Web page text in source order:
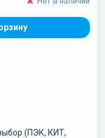
(ПЭК, КИТ,